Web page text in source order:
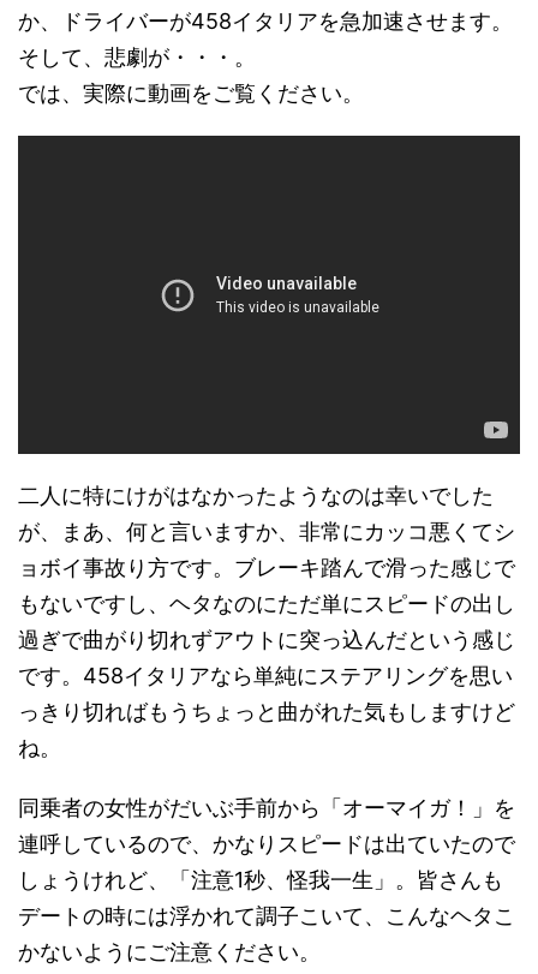
か、ドライバーが458イタリアを急加速させます。
そして、悲劇が・・・。
では、実際に動画をご覧ください。
二人に特にけがはなかったようなのは幸いでした
が、まあ、何と言いますか、非常にカッコ悪くてシ
ョボイ事故り方です。ブレーキ踏んで滑った感じで
もないですし、ヘタなのにただ単にスピードの出し
過ぎで曲がり切れずアウトに突っ込んだという感じ
です。458イタリアなら単純にステアリングを思い
っきり切ればもうちょっと曲がれた気もしますけど
ね。
同乗者の女性がだいぶ手前から「オーマイガ！」を
連呼しているので、かなりスピードは出ていたので
しょうけれど、「注意1秒、怪我一生」。皆さんも
デートの時には浮かれて調子こいて、こんなヘタこ
かないようにご注意ください。